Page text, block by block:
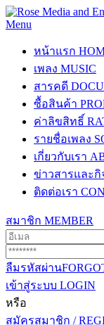
Menu
หน้าแรก
เพลง MUSIC
สารคดี
ซื้อสินค้า
ค่าลิขสิทธิ์
รายชื่อเพลง
เกี่ยวกับเรา
ข่าวสารและกิ
ติดต่อเรา
สมาชิก MEMBER
ลืมรหัสผ่าน
เข้าสู่ระบบ LOGIN
หรือ
สมัครสมาชิก /